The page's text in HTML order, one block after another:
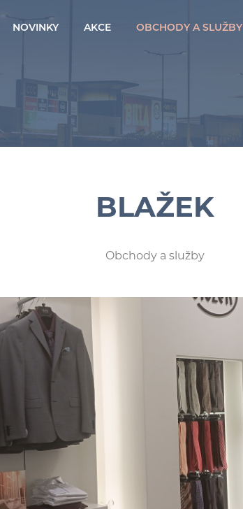
NOVINKY AKCE OBCHODY A SLUŽBY
BLAŽEK
Obchody a služby